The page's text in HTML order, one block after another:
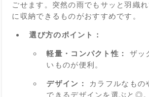
ごせます。突然の雨でもサッと羽織
に収納できるものがおすすめです。
選び方のポイント：
軽量・コンパクト性：
ザッ
いものが便利。
デザイン：
カラフルなもの
できるデザインを選ぶと◎。